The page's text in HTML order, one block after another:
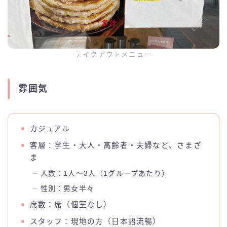
テイクアウトメニュー
雰囲気
カジュアル
客層：学生・大人・高齢者・夫婦など、さまざ
ま
人数：1人〜3人（1グループあたり）
性別：男女半々
席数：席（個室なし）
スタッフ：現地の方（日本語流暢）